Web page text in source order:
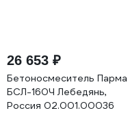
26 653 ₽
Бетоносмеситель Парма
БСЛ-160Ч Лебедянь,
Россия 02.001.00036